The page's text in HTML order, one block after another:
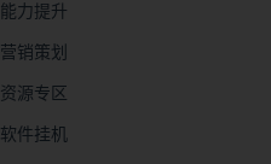
能力提升
营销策划
资源专区
软件挂机